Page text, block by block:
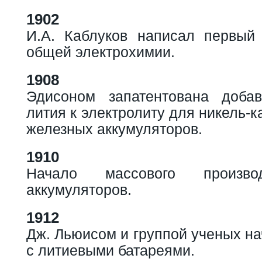
1902
И.А. Каблуков написал
общей электрохимии.
1908
Эдисоном запатентована
лития к электролиту для никель-
железных аккумуляторов.
1910
Начало массового
аккумуляторов.
1912
Дж. Льюисом и группой ученых
с литиевыми батареями.